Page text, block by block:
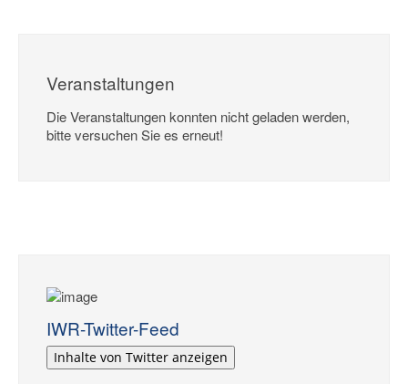
Veranstaltungen
Die Veranstaltungen konnten nicht geladen werden,
bitte versuchen Sie es erneut!
IWR-Twitter-Feed
Inhalte von Twitter anzeigen